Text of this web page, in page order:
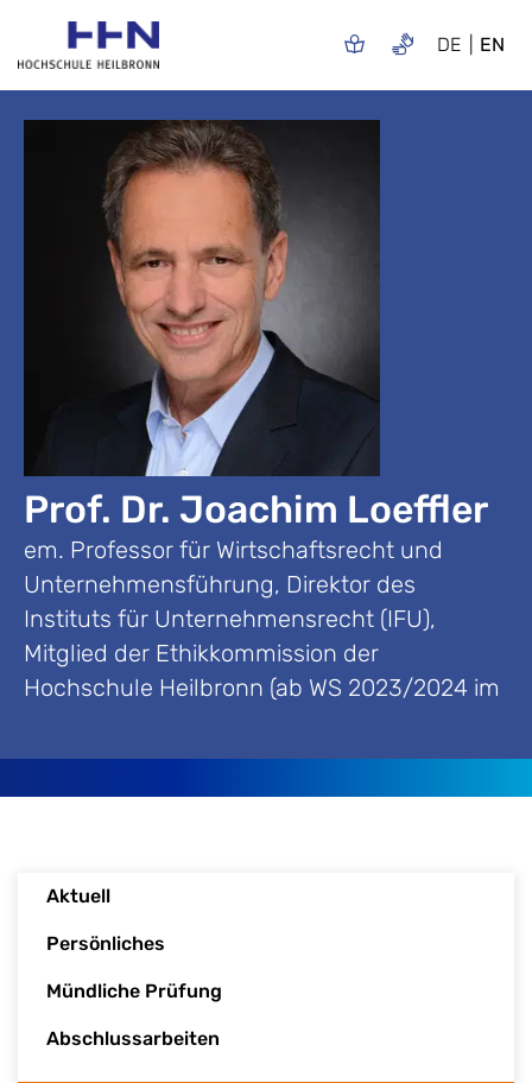
DE EN
Prof. Dr. Joachim Loeffler
em. Professor für Wirtschaftsrecht und
Unternehmensführung, Direktor des
Instituts für Unternehmensrecht (IFU),
Mitglied der Ethikkommission der
Hochschule Heilbronn (ab WS 2023/2024 im
Aktuell
Persönliches
Mündliche Prüfung
Abschlussarbeiten